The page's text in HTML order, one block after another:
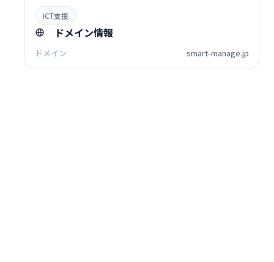
ICT支援
ドメイン情報
ドメイン smart-manage.jp